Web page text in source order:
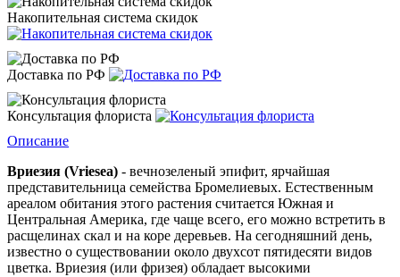
Накопительная система скидок
Доставка по РФ
Консультация флориста
Описание
Вриезия (Vriesea) - вечнозеленый эпифит, ярчайшая
представительница семейства Бромелиевых. Естественным
ареалом обитания этого растения считается Южная и
Центральная Америка, где чаще всего, его можно встретить в
расщелинах скал и на коре деревьев. На сегодняшний день,
известно о существовании около двухсот пятидесяти видов
цветка. Вриезия (или фризея) обладает высокими